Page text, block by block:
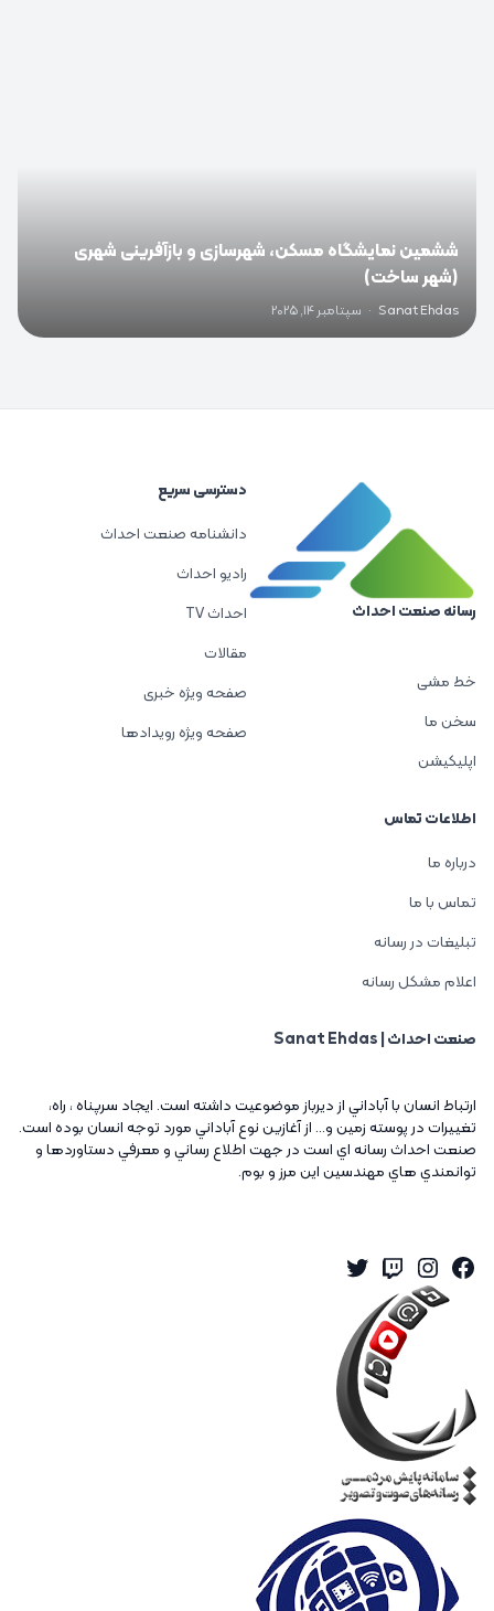
ششمین نمایشگاه مسکن، شهرسازی و بازآفرینی شهری
(شهر ساخت)
Sanat Ehdas
· سپتامبر 14, 2025
رسانه صنعت احداث
خط مشی
سخن ما
اپلیکیشن
دسترسی سریع
دانشنامه صنعت احداث
رادیو احداث
احداث TV
مقالات
صفحه ویژه خبری
صفحه ویژه رویدادها
اطلاعات تماس
درباره ما
تماس با ما
تبلیغات در رسانه
اعلام مشکل رسانه
صنعت احداث | Sanat Ehdas
ارتباط انسان با آباداني از ديرباز موضوعيت داشته است. ايجاد سرپناه ، راه،
تغييرات در پوسته زمين و... از آغازين نوع آباداني مورد توجه انسان بوده است.
صنعت احداث رسانه اي است در جهت اطلاع رساني و معرفي دستاوردها و
توانمندي هاي مهندسين اين مرز و بوم.
Facebook
Instagram
Twitch
Twitter